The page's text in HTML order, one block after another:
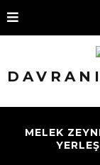
MELEK